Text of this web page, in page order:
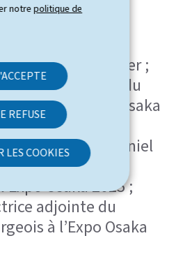
notrepolitique de
REFUSE
LES COOKIES
Grand-Duc héritier ;
général du
de l’Expo 2025 Osaka
de gérance
2025 Osaka ; Daniel
Osaka 2025 ;
adjointe du
à l’Expo Osaka